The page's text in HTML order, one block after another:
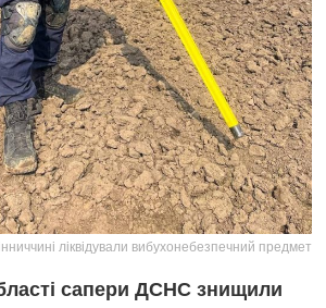
ліквідували вибухонебезпечний предмет
сапери ДСНС знищили